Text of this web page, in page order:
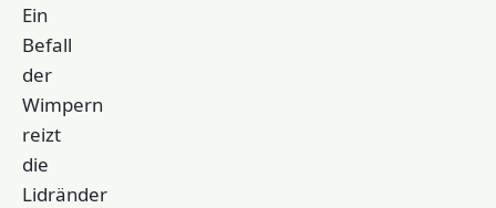
Ein
Befall
der
Wimpern
reizt
die
Lidränder